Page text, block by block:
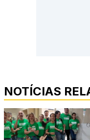
NOTÍCIAS